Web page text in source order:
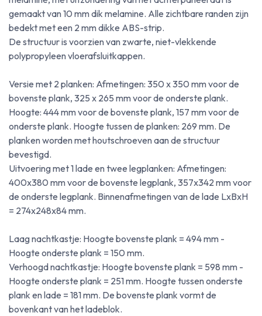
gemaakt van 10 mm dik melamine. Alle zichtbare randen zijn
bedekt met een 2 mm dikke ABS-strip.
De structuur is voorzien van zwarte, niet-vlekkende
polypropyleen vloerafsluitkappen.
Versie met 2 planken: Afmetingen: 350 x 350 mm voor de
bovenste plank, 325 x 265 mm voor de onderste plank.
Hoogte: 444 mm voor de bovenste plank, 157 mm voor de
onderste plank. Hoogte tussen de planken: 269 mm. De
planken worden met houtschroeven aan de structuur
bevestigd.
Uitvoering met 1 lade en twee legplanken: Afmetingen:
400x380 mm voor de bovenste legplank, 357x342 mm voor
de onderste legplank. Binnenafmetingen van de lade LxBxH
= 274x248x84 mm.
Laag nachtkastje: Hoogte bovenste plank = 494 mm -
Hoogte onderste plank = 150 mm.
Verhoogd nachtkastje: Hoogte bovenste plank = 598 mm -
Hoogte onderste plank = 251 mm. Hoogte tussen onderste
plank en lade = 181 mm. De bovenste plank vormt de
bovenkant van het ladeblok.